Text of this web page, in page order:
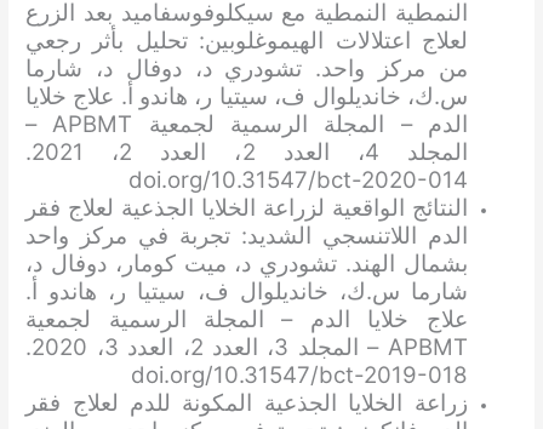
النمطية النمطية مع سيكلوفوسفاميد بعد الزرع
لعلاج اعتلالات الهيموغلوبين: تحليل بأثر رجعي
من مركز واحد. تشودري د، دوفال د، شارما
س.ك، خانديلوال ف، سيتيا ر، هاندو أ. علاج خلايا
الدم – المجلة الرسمية لجمعية APBMT –
المجلد 4، العدد 2، العدد 2، 2021.
doi.org/10.31547/bct-2020-014
النتائج الواقعية لزراعة الخلايا الجذعية لعلاج فقر
الدم اللاتنسجي الشديد: تجربة في مركز واحد
بشمال الهند. تشودري د، ميت كومار، دوفال د،
شارما س.ك، خانديلوال ف، سيتيا ر، هاندو أ.
علاج خلايا الدم – المجلة الرسمية لجمعية
APBMT – المجلد 3، العدد 2، العدد 3، 2020.
doi.org/10.31547/bct-2019-018
زراعة الخلايا الجذعية المكونة للدم لعلاج فقر